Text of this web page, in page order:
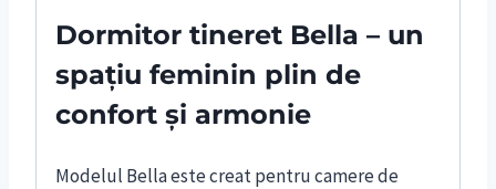
Dormitor tineret Bella – un
spațiu feminin plin de
confort și armonie
Modelul Bella este creat pentru camere de